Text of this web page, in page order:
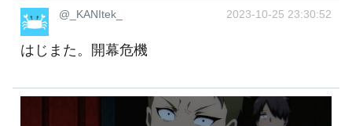
@_KANItek_ 2023-10-25 23:30:52
はじまた。開幕危機